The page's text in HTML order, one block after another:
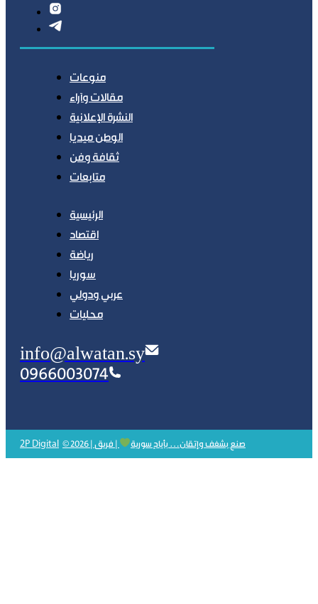
منوعات
مقالات وآراء
النشرة الإعلانية
الوطن ميديا
ثقافة وفن
متابعات
الرئيسية
اقتصاد
رياضة
سوريا
عربي ودولي
محليات
info@alwatan.sy
0966003074
2P Digital © 2026 | صنع بشغف وإتقان… بأيادٍ سورية | فريق